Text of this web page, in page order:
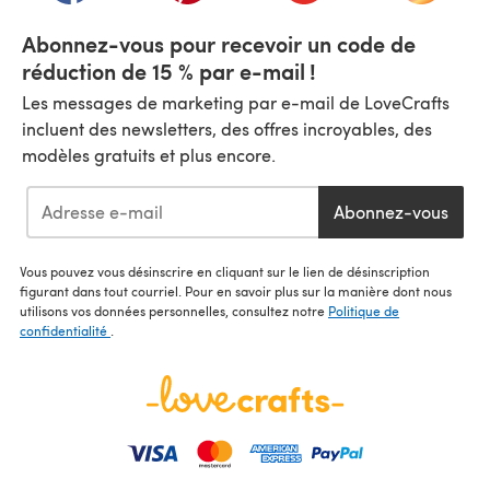
Abonnez-vous pour recevoir un code de
réduction de 15 % par e-mail !
Les messages de marketing par e-mail de LoveCrafts
incluent des newsletters, des offres incroyables, des
modèles gratuits et plus encore.
Abonnez-vous
Vous pouvez vous désinscrire en cliquant sur le lien de désinscription
figurant dans tout courriel. Pour en savoir plus sur la manière dont nous
utilisons vos données personnelles, consultez notre Politique de
confidentialité